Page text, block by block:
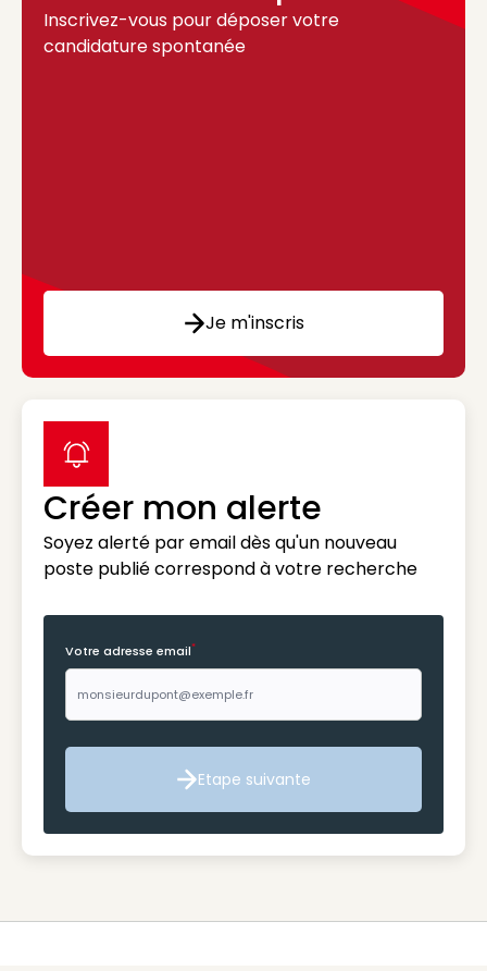
Inscrivez-vous pour déposer votre
candidature spontanée
Je m'inscris
Créer mon alerte
Soyez alerté par email dès qu'un nouveau
poste publié correspond à votre recherche
label icon
Votre adresse email*
Etape suivante
Etape suivante